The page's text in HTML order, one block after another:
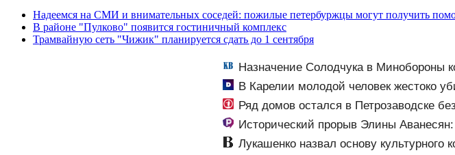
Надеемся на СМИ и внимательных соседей: пожилые петербуржцы могут получить
В районе "Пулково" появится гостиничный комплекс
Трамвайную сеть "Чижик" планируется сдать до 1 сентября
Назначение Солодчука в Минобороны
В Карелии молодой человек жестоко
Ряд домов остался в Петрозаводске
Исторический прорыв Элины
Лукашенко назвал основу культурного